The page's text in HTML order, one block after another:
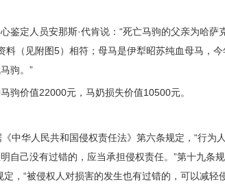
鉴定人员安那斯·代肯说：“死亡马驹的父亲为哈萨
（见附图5）相符；母马是伊犁昭苏纯血母马，
驹。”
驹价值22000元，马奶损失价值10500元。
华人民共和国侵权责任法》第六条规定，“行为
己没有过错的，应当承担侵权责任。”第十九条
，“被侵权人对损害的发生也有过错的，可以减轻